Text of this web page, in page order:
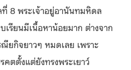
8 พระเจ้าอยู่อานันทมหิดล
เรียนมีเนื้อหาน้อยมาก ต่างจาก
ยกิจยาวๆ หมดเลย เพราะ
คตตั้งแต่ยังทรงพระเยาว์